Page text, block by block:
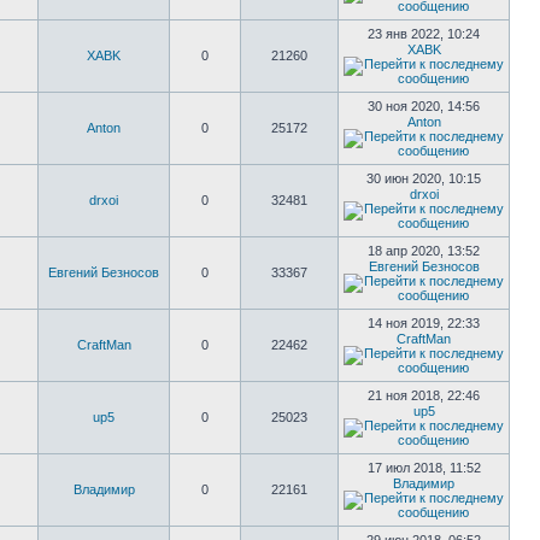
XABK 0 21260
23 янв 2022, 10:24
XABK
Anton 0 25172
30 ноя 2020, 14:56
Anton
drxoi 0 32481
30 июн 2020, 10:15
drxoi
Евгений Безносов 0 33367
18 апр 2020, 13:52
Евгений Безносов
CraftMan 0 22462
14 ноя 2019, 22:33
CraftMan
up5 0 25023
21 ноя 2018, 22:46
up5
Владимир 0 22161
17 июл 2018, 11:52
Владимир